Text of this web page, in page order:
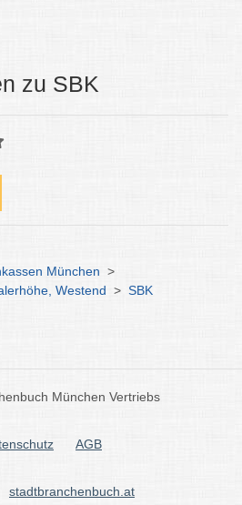
zu SBK
München >
Westend > SBK
München Vertriebs
AGB
stadtbranchenbuch.at